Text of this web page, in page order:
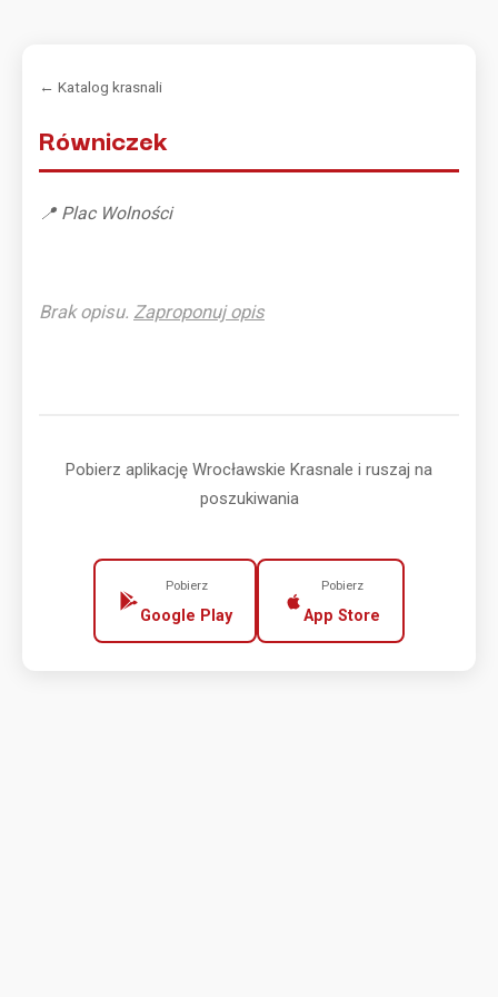
← Katalog krasnali
Równiczek
📍 Plac Wolności
Brak opisu. Zaproponuj opis
Pobierz aplikację Wrocławskie Krasnale i ruszaj na
poszukiwania
Pobierz
Google Play
Pobierz
App Store